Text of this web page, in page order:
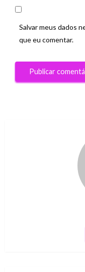
Salvar meus dados
que eu comentar.